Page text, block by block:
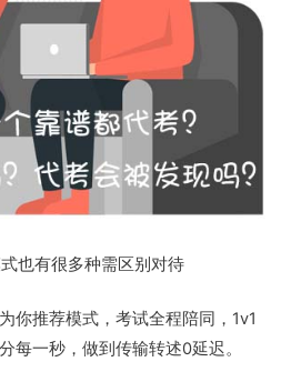
也有很多种需区别对待
你推荐模式，考试全程陪同，1v1
每一秒，做到传输转述0延迟。